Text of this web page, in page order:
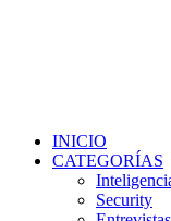
INICIO
CATEGORÍAS
Security